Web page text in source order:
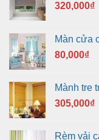
320,000₫
Màn cửa
80,000₫
Mành tre
305,000₫
Rèm vải